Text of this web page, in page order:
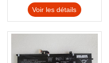
Voir les détails